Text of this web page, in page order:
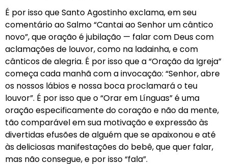
É por isso que Santo Agostinho exclama, em seu
comentário ao Salmo “Cantai ao Senhor um cântico
novo”, que oração é jubilação — falar com Deus com
aclamações de louvor, como na ladainha, e com
cânticos de alegria. É por isso que a “Oração da Igreja”
começa cada manhã com a invocação: “Senhor, abre
os nossos lábios e nossa boca proclamará o teu
louvor”. É por isso que o “Orar em Línguas” é uma
oração especificamente do coração e não da mente,
tão comparável em sua motivação e expressão às
divertidas efusões de alguém que se apaixonou e até
às deliciosas manifestações do bebê, que quer falar,
mas não consegue, e por isso “fala”.